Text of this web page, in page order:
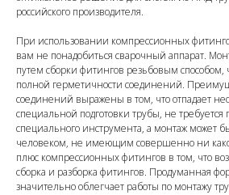
российского производителя.
При использовании компрессионных
вам не понадобиться сварочный аппарат.
путем сборки фитингов резьбовым способом,
полной герметичности соединений.
соединений выражены в том, что отпадает
специальной подготовки трубы, не
специального инструмента, а монтаж может
человеком, не имеющим совершенно ни
плюс компрессионных фитингов в том, что
сборка и разборка фитингов. Продуманная
значительно облегчает работы по монтажу